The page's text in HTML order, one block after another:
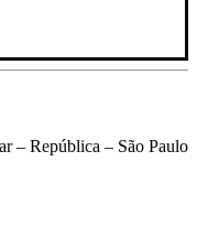
– República – São Paulo